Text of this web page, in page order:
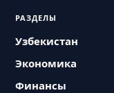
РАЗДЕЛЫ
Узбекистан
Экономика
Финансы